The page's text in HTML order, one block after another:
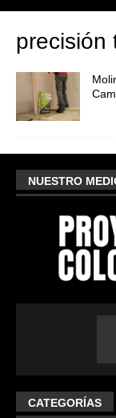
precisión
NUESTRO
CATEGORÍAS